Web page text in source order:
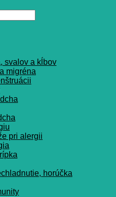
svalov a kĺbov
migréna
pri alergii
horúčka